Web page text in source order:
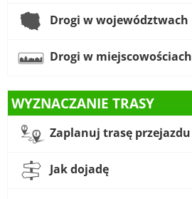
Drogi w województwach
Drogi w miejscowościach
WYZNACZANIE TRASY
Zaplanuj trasę przejazdu
Jak dojadę